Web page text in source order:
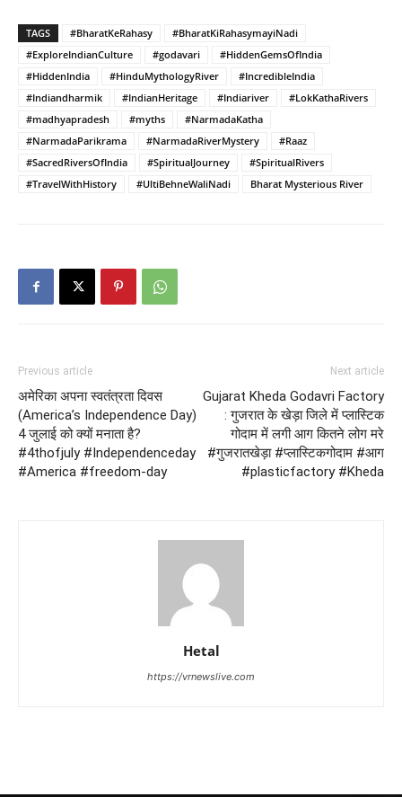
TAGS #BharatKeRahasy
#BharatKiRahasymayiNadi
#ExploreIndianCulture
#godavari
#HiddenGemsOfIndia
#HiddenIndia
#HinduMythologyRiver
#IncredibleIndia
#Indiandharmik
#IndianHeritage #Indiariver
#LokKathaRivers
#madhyapradesh
#myths
#NarmadaKatha
#NarmadaParikrama
#NarmadaRiverMystery
#Raaz
#SacredRiversOfIndia
#SpiritualJourney
#SpiritualRivers
#TravelWithHistory
#UltiBehneWaliNadi Bharat Mysterious River
Previous article
अमेरिका अपना स्वतंत्रता दिवस
(America’s Independence Day)
4 जुलाई को क्यों मनाता है?
#4thofjuly #Independenceday
#America #freedom-day
Next article
Gujarat Kheda Godavri Factory
: गुजरात के खेड़ा जिले में प्लास्टिक
गोदाम में लगी आग कितने लोग मरे
#गुजरातखेड़ा #प्लास्टिकगोदाम #आग
#plasticfactory #Kheda
Hetal
https://vrnewslive.com